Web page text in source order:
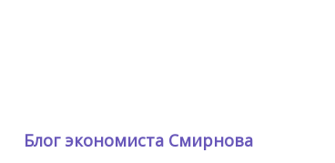
Блог экономиста Смирнова